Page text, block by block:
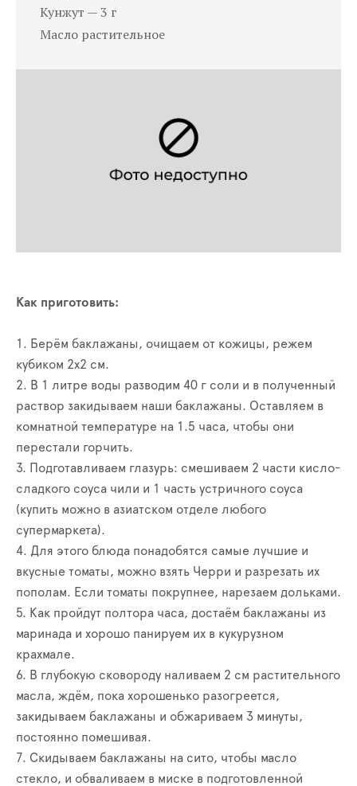
Кунжут — 3 г
Масло растительное
Как приготовить:
1. Берём баклажаны, очищаем от кожицы, режем
кубиком 2х2 см.
2. В 1 литре воды разводим 40 г соли и в полученный
раствор закидываем наши баклажаны. Оставляем в
комнатной температуре на 1.5 часа, чтобы они
перестали горчить.
3. Подготавливаем глазурь: смешиваем 2 части кисло-
сладкого соуса чили и 1 часть устричного соуса
(купить можно в азиатском отделе любого
супермаркета).
4. Для этого блюда понадобятся самые лучшие и
вкусные томаты, можно взять Черри и разрезать их
пополам. Если томаты покрупнее, нарезаем дольками.
5. Как пройдут полтора часа, достаём баклажаны из
маринада и хорошо панируем их в кукурузном
крахмале.
6. В глубокую сковороду наливаем 2 см растительного
масла, ждём, пока хорошенько разогреется,
закидываем баклажаны и обжариваем 3 минуты,
постоянно помешивая.
7. Скидываем баклажаны на сито, чтобы масло
стекло, и обваливаем в миске в подготовленной